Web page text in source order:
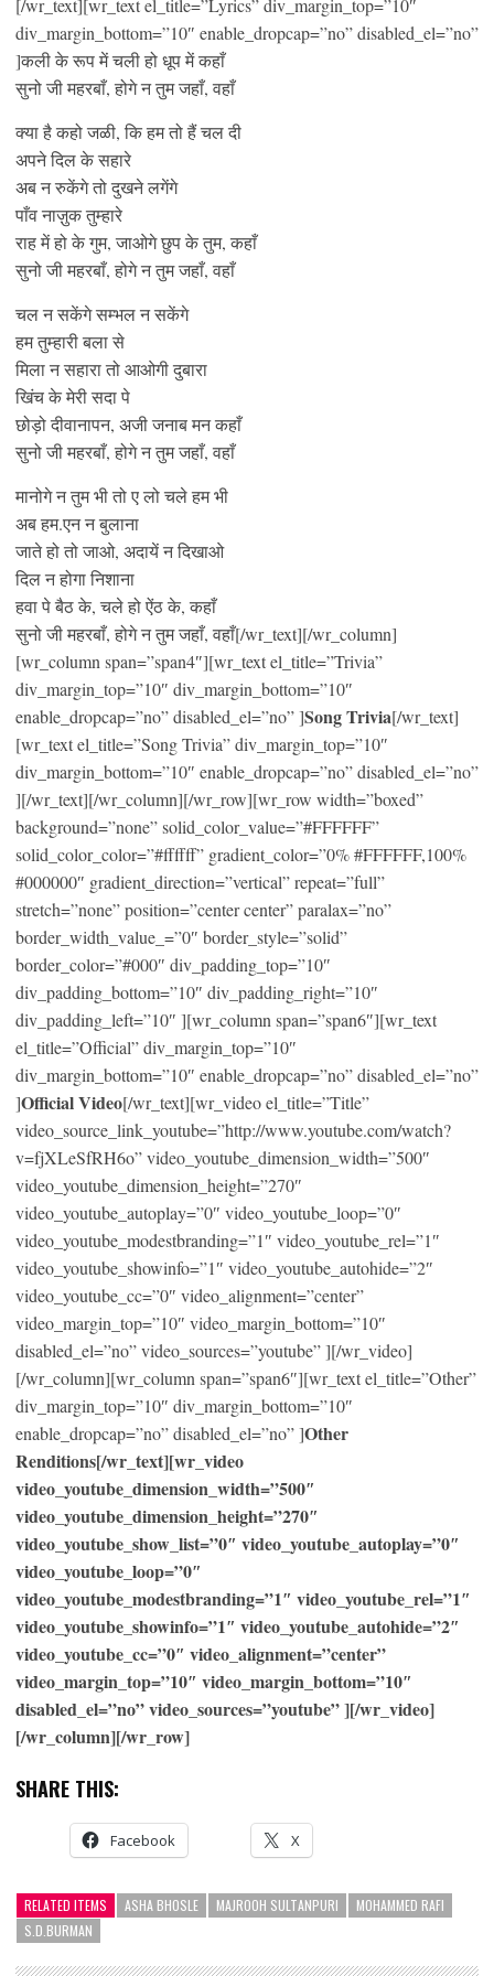
[/wr_text][wr_text el_title=”Lyrics” div_margin_top=”10″
div_margin_bottom=”10″ enable_dropcap=”no” disabled_el=”no”
]कली के रूप में चली हो धूप में कहाँ
सुनो जी महरबाँ, होगे न तुम जहाँ, वहाँ
क्या है कहो जळी, कि हम तो हैं चल दी
अपने दिल के सहारे
अब न रुकेंगे तो दुखने लगेंगे
पाँव नाज़ुक तुम्हारे
राह में हो के गुम, जाओगे छुप के तुम, कहाँ
सुनो जी महरबाँ, होगे न तुम जहाँ, वहाँ
चल न सकेंगे सम्भल न सकेंगे
हम तुम्हारी बला से
मिला न सहारा तो आओगी दुबारा
खिंच के मेरी सदा पे
छोड़ो दीवानापन, अजी जनाब मन कहाँ
सुनो जी महरबाँ, होगे न तुम जहाँ, वहाँ
मानोगे न तुम भी तो ए लो चले हम भी
अब हम.एन न बुलाना
जाते हो तो जाओ, अदायें न दिखाओ
दिल न होगा निशाना
हवा पे बैठ के, चले हो ऐंठ के, कहाँ
सुनो जी महरबाँ, होगे न तुम जहाँ, वहाँ[/wr_text][/wr_column]
[wr_column span=”span4″][wr_text el_title=”Trivia”
div_margin_top=”10″ div_margin_bottom=”10″
enable_dropcap=”no” disabled_el=”no” ]Song Trivia[/wr_text]
[wr_text el_title=”Song Trivia” div_margin_top=”10″
div_margin_bottom=”10″ enable_dropcap=”no” disabled_el=”no”
][/wr_text][/wr_column][/wr_row][wr_row width=”boxed”
background=”none” solid_color_value=”#FFFFFF”
solid_color_color=”#ffffff” gradient_color=”0% #FFFFFF,100%
#000000″ gradient_direction=”vertical” repeat=”full”
stretch=”none” position=”center center” paralax=”no”
border_width_value_=”0″ border_style=”solid”
border_color=”#000″ div_padding_top=”10″
div_padding_bottom=”10″ div_padding_right=”10″
div_padding_left=”10″ ][wr_column span=”span6″][wr_text
el_title=”Official” div_margin_top=”10″
div_margin_bottom=”10″ enable_dropcap=”no” disabled_el=”no”
]Official Video[/wr_text][wr_video el_title=”Title”
video_source_link_youtube=”http://www.youtube.com/watch?
v=fjXLeSfRH6o” video_youtube_dimension_width=”500″
video_youtube_dimension_height=”270″
video_youtube_autoplay=”0″ video_youtube_loop=”0″
video_youtube_modestbranding=”1″ video_youtube_rel=”1″
video_youtube_showinfo=”1″ video_youtube_autohide=”2″
video_youtube_cc=”0″ video_alignment=”center”
video_margin_top=”10″ video_margin_bottom=”10″
disabled_el=”no” video_sources=”youtube” ][/wr_video]
[/wr_column][wr_column span=”span6″][wr_text el_title=”Other”
div_margin_top=”10″ div_margin_bottom=”10″
enable_dropcap=”no” disabled_el=”no” ]Other
Renditions[/wr_text][wr_video
video_youtube_dimension_width=”500″
video_youtube_dimension_height=”270″
video_youtube_show_list=”0″ video_youtube_autoplay=”0″
video_youtube_loop=”0″
video_youtube_modestbranding=”1″ video_youtube_rel=”1″
video_youtube_showinfo=”1″ video_youtube_autohide=”2″
video_youtube_cc=”0″ video_alignment=”center”
video_margin_top=”10″ video_margin_bottom=”10″
disabled_el=”no” video_sources=”youtube” ][/wr_video]
[/wr_column][/wr_row]
SHARE THIS:
Facebook X
RELATED ITEMS ASHA BHOSLE MAJROOH SULTANPURI
MOHAMMED RAFI
S.D.BURMAN